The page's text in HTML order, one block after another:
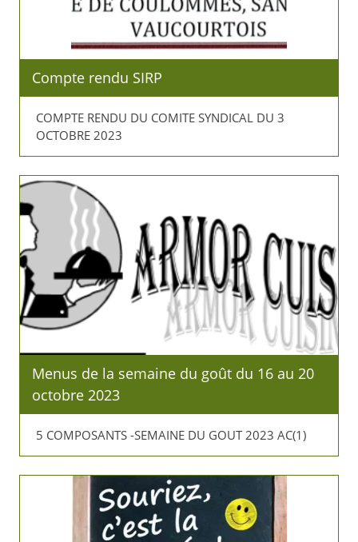
Compte rendu SIRP
COMPTE RENDU DU COMITE SYNDICAL DU 3
OCTOBRE 2023
Menus de la semaine du goût du 16 au 20
octobre 2023
5 COMPOSANTS -SEMAINE DU GOUT 2023 AC(1)